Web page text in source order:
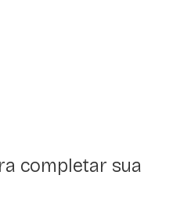
completar sua